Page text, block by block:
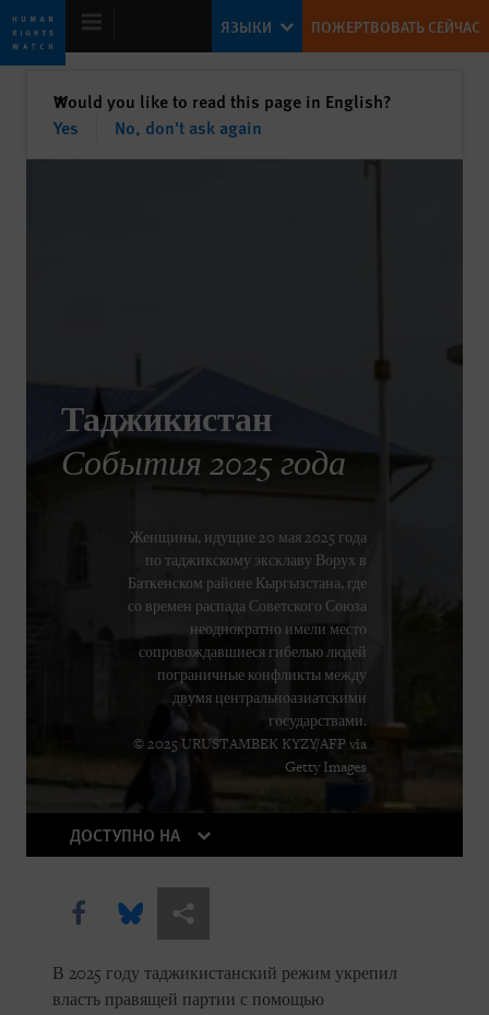
Skip
to
cookie
privacy
Skip
to
main
content
ВСЕМИРНЫЙ ДОКЛАД 2026
ЯЗЫКИ ПОЖЕРТВОВАТЬ СЕЙЧАС
Would you like to read this page in English?
Yes
No, don't ask again
✕закрыть
Таджикистан
События 2025 года
Женщины, идущие 20 мая 2025 года
по таджикскому эксклаву Ворух в
Баткенском районе Кыргызстана, где
со времен распада Советского Союза
неоднократно имели место
сопровождавшиеся гибелью людей
пограничные конфликты между
двумя центральноазиатскими
государствами.
© 2025 URUSTAMBEK KYZY/AFP via
Getty Images
ДОСТУПНО НА
Share this via Facebook
Share this via Bluesky
Share this via Поделиться
В 2025 году таджикистанский режим укрепил
власть правящей партии с помощью